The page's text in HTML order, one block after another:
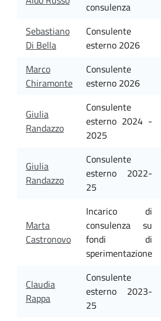
consulenza
Sebastiano
Di Bella
Consulente
esterno 2026
Marco
Chiramonte
Consulente
esterno 2026
Giulia
Randazzo
Consulente
esterno 2024 -
2025
Giulia
Randazzo
Consulente
esterno 2022-
25
Marta
Castronovo
Incarico di
consulenza su
fondi di
sperimentazione
Claudia
Rappa
Consulente
esterno 2023-
25